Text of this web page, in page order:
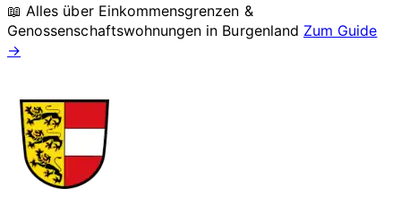
📖 Alles über Einkommensgrenzen &
Genossenschaftswohnungen in Burgenland Zum Guide
→